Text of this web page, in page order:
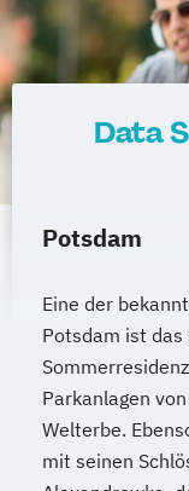
Data
Potsdam
Eine der
Potsdam ist das
Parkanlagen
Welterbe.
mit seinen